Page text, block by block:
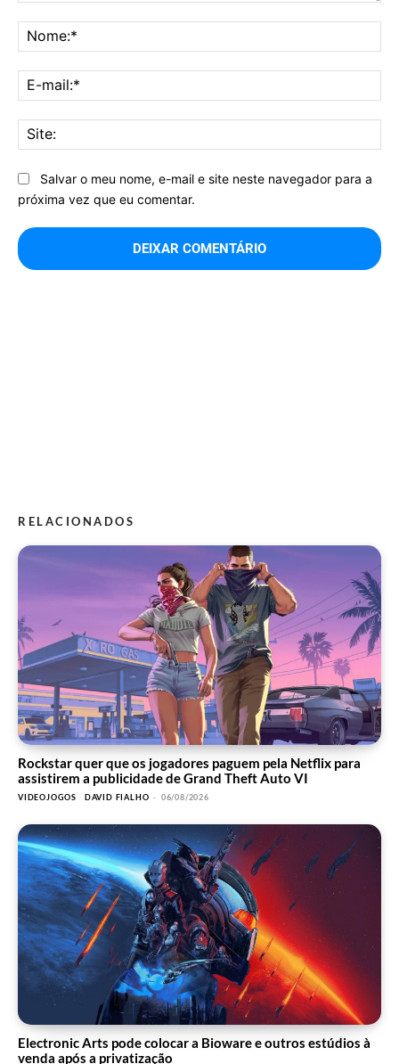
Salvar o meu nome, e-mail e site neste navegador para a
próxima vez que eu comentar.
RELACIONADOS
Rockstar quer que os jogadores paguem pela Netflix para
assistirem a publicidade de Grand Theft Auto VI
VIDEOJOGOS DAVID FIALHO - 06/08/2026
Electronic Arts pode colocar a Bioware e outros estúdios à
venda após a privatização